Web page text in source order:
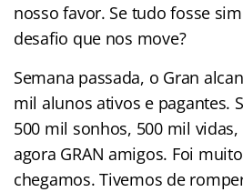
nosso favor. Se tudo fosse
desafio que nos move?
Semana passada, o Gran
mil alunos ativos e pagantes.
500 mil sonhos, 500 mil
agora GRAN amigos. Foi
chegamos. Tivemos de